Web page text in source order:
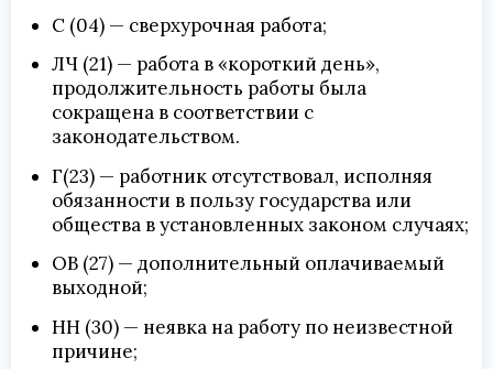
С (04) — сверхурочная работа;
ЛЧ (21) — работа в «короткий день»,
продолжительность работы была
сокращена в соответствии с
законодательством.
Г(23) — работник отсутствовал, исполняя
обязанности в пользу государства или
общества в установленных законом случаях;
ОВ (27) — дополнительный оплачиваемый
выходной;
НН (30) — неявка на работу по неизвестной
причине;